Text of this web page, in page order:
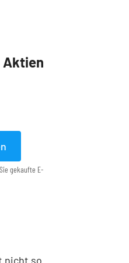
Aktien
gekaufte E-
nicht so